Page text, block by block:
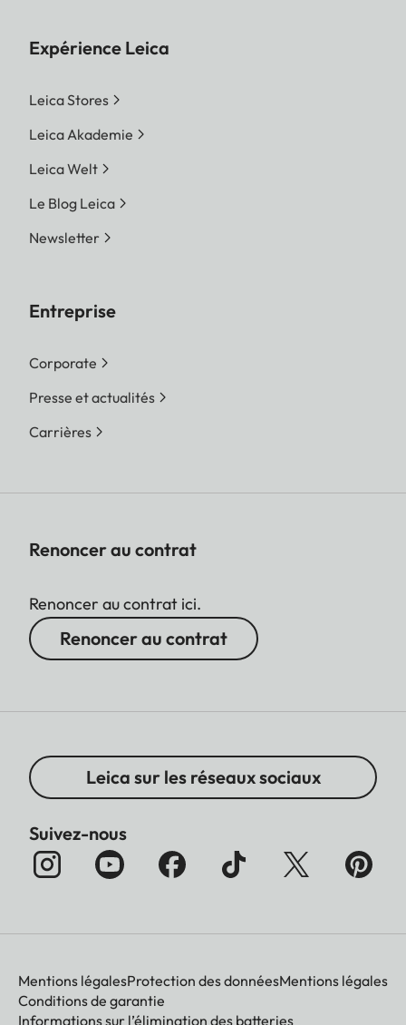
Expérience Leica
Leica Stores
Leica Akademie
Leica Welt
Le Blog Leica
Newsletter
Entreprise
Corporate
Presse et actualités
Carrières
Renoncer au contrat
Renoncer au contrat ici.
Renoncer au contrat
Leica sur les réseaux sociaux
Suivez-nous
Mentions légalesProtection des donnéesMentions légales
Conditions de garantie
Informations sur l’élimination des batteries